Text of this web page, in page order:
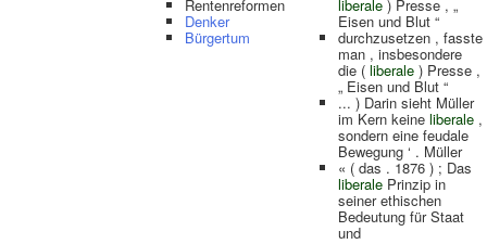
Rentenreformen
Denker
Bürgertum
liberale ) Presse , „
Eisen und Blut “
durchzusetzen , fasste
man , insbesondere
die ( liberale ) Presse ,
„ Eisen und Blut “
... ) Darin sieht Müller
im Kern keine liberale ,
sondern eine feudale
Bewegung ‘ . Müller
« ( das . 1876 ) ; Das
liberale Prinzip in
seiner ethischen
Bedeutung für Staat
und